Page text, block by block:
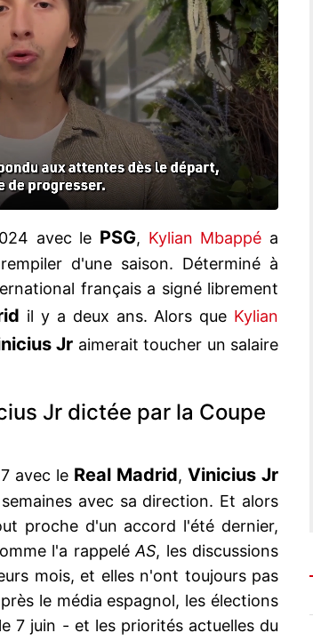
avec le PSG, Kylian Mbappé a
d'une saison. Déterminé à
français a signé librement
il y a deux ans. Alors que Kylian
Jr aimerait toucher un salaire
Jr dictée par la Coupe
avec le Real Madrid, Vinicius Jr
avec sa direction. Et alors
proche d'un accord l'été dernier,
l'a rappeléAS, les discussions
mois, et elles n'ont toujours pas
le média espagnol, les élections
7 juin - et les priorités actuelles du